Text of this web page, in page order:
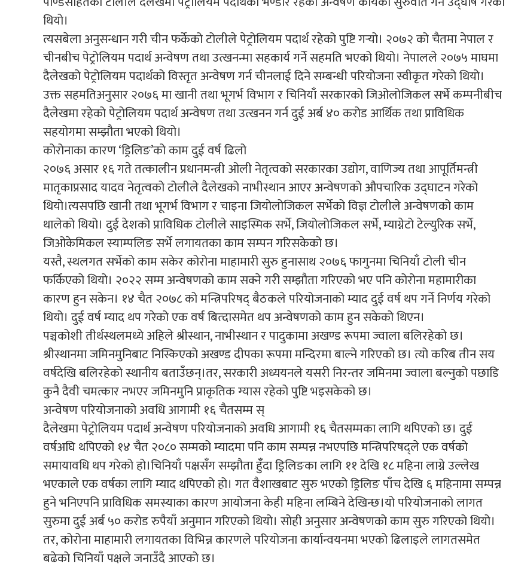
थियो।
त्यसबेला अनुसन्धान गरी चीन फर्केको टोलीले पेट्रोलियम पदार्थ रहेको पुष्टि गर्‍यो। २०७२ को चैतमा नेपाल र
चीनबीच पेट्रोलियम पदार्थ अन्वेषण तथा उत्खनन्मा सहकार्य गर्ने सहमति भएको थियो। नेपालले २०७५ माघमा
दैलेखको पेट्रोलियम पदार्थको विस्तृत अन्वेषण गर्न चीनलाई दिने सम्बन्धी परियोजना स्वीकृत गरेको थियो।
उक्त सहमतिअनुसार २०७६ मा खानी तथा भूगर्भ विभाग र चिनियाँ सरकारको जिओलोजिकल सर्भे कम्पनीबीच
दैलेखमा रहेको पेट्रोलियम पदार्थ अन्वेषण तथा उत्खनन गर्न दुई अर्ब ४० करोड आर्थिक तथा प्राविधिक
सहयोगमा सम्झौता भएको थियो।
कोरोनाका कारण ‘ड्रिलिङ’को काम दुई वर्ष ढिलो
२०७६ असार १६ गते तत्कालीन प्रधानमन्त्री ओली नेतृत्वको सरकारका उद्योग, वाणिज्य तथा आपूर्तिमन्त्री
मातृकाप्रसाद यादव नेतृत्वको टोलीले दैलेखको नाभीस्थान आएर अन्वेषणको औपचारिक उद्घाटन गरेको
थियो।त्यसपछि खानी तथा भूगर्भ विभाग र चाइना जियोलोजिकल सर्भेको विज्ञ टोलीले अन्वेषणको काम
थालेको थियो। दुई देशको प्राविधिक टोलीले साइस्मिक सर्भे, जियोलोजिकल सर्भे, म्याग्नेटो टेल्युरिक सर्भे,
जिओकेमिकल स्याम्पलिङ सर्भे लगायतका काम सम्पन गरिसकेको छ।
यस्तै, स्थलगत सर्भेको काम सकेर कोरोना माहामारी सुरु हुनासाथ २०७६ फागुनमा चिनियाँ टोली चीन
फर्किएको थियो। २०२२ सम्म अन्वेषणको काम सक्ने गरी सम्झौता गरिएको भए पनि कोरोना महामारीका
कारण हुन सकेन। १४ चैत २०७८ को मन्त्रिपरिषद् बैठकले परियोजनाको म्याद दुई वर्ष थप गर्ने निर्णय गरेको
थियो। दुई वर्ष म्याद थप गरेको एक वर्ष बित्दासमेत थप अन्वेषणको काम हुन सकेको थिएन।
पञ्चकोशी तीर्थस्थलमध्ये अहिले श्रीस्थान, नाभीस्थान र पादुकामा अखण्ड रूपमा ज्वाला बलिरहेको छ।
श्रीस्थानमा जमिनमुनिबाट निस्किएको अखण्ड दीपका रूपमा मन्दिरमा बाल्ने गरिएको छ। त्यो करिब तीन सय
वर्षदेखि बलिरहेको स्थानीय बताउँछन्।तर, सरकारी अध्ययनले यसरी निरन्तर जमिनमा ज्वाला बल्नुको पछाडि
कुनै दैवी चमत्कार नभएर जमिनमुनि प्राकृतिक ग्यास रहेको पुष्टि भइसकेको छ।
अन्वेषण परियोजनाको अवधि आगामी १६ चैतसम्म स्
दैलेखमा पेट्रोलियम पदार्थ अन्वेषण परियोजनाको अवधि आगामी १६ चैतसम्मका लागि थपिएको छ। दुई
वर्षअघि थपिएको १४ चैत २०८० सम्मको म्यादमा पनि काम सम्पन्न नभएपछि मन्त्रिपरिषद्ले एक वर्षको
समायावधि थप गरेको हो।चिनियाँ पक्षसँग सम्झौता हुँँदा ड्रिलिङका लागि ११ देखि १८ महिना लाग्ने उल्लेख
भएकाले एक वर्षका लागि म्याद थपिएको हो। गत वैशाखबाट सुरु भएको ड्रिलिङ पाँच देखि ६ महिनामा सम्पन्न
हुने भनिएपनि प्राविधिक समस्याका कारण आयोजना केही महिना लम्बिने देखिन्छ।यो परियोजनाको लागत
सुरुमा दुई अर्ब ५० करोड रुपैयाँ अनुमान गरिएको थियो। सोही अनुसार अन्वेषणको काम सुरु गरिएको थियो।
तर, कोरोना माहामारी लगायतका विभिन्न कारणले परियोजना कार्यान्वयनमा भएको ढिलाइले लागतसमेत
बढेको चिनियाँ पक्षले जनाउँदै आएको छ।